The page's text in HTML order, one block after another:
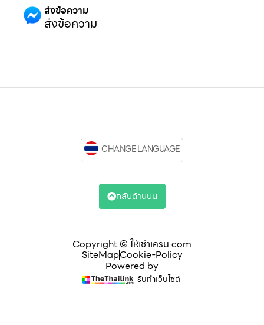
ส่งข้อความ
ส่งข้อความ
Copyright © ให้เช่าเครน.com
SiteMapCookie-Policy
Powered by
รับทำเว็บไซต์
CHANGE LANGUAGE
กลับด้านบน